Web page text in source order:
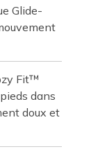
Glide-
Fit™
dans
doux et